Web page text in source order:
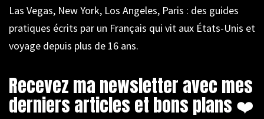
Las Vegas, New York, Los Angeles, Paris : des guides
pratiques écrits par un Français qui vit aux États-Unis et
voyage depuis plus de 16 ans.
Recevez ma newsletter avec mes
derniers articles et bons plans ❤️